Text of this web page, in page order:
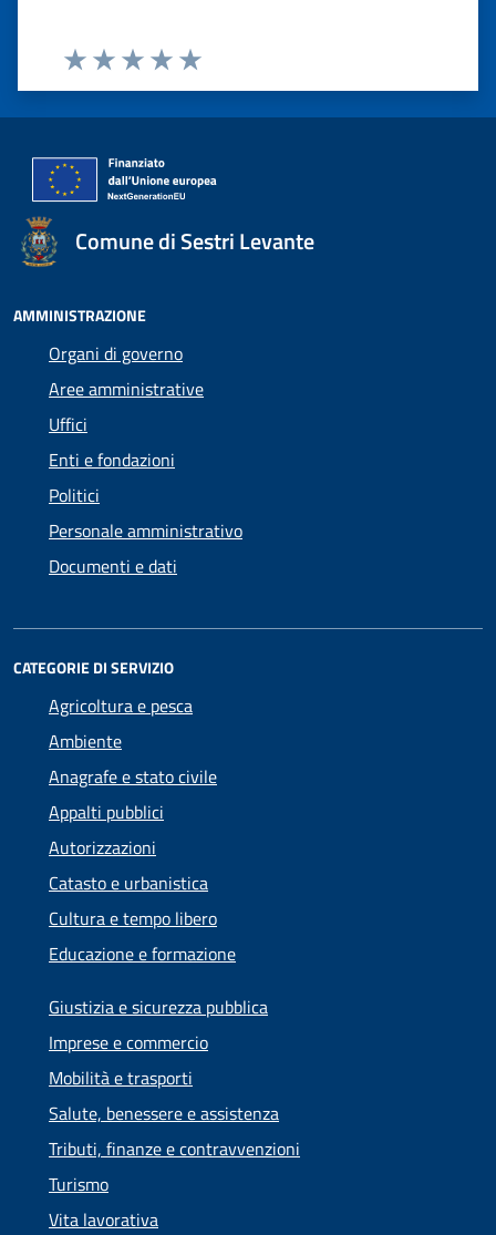
Valuta 5 stelle su 5
Valuta 4 stelle su 5
Valuta 3 stelle su 5
Valuta 2 stelle su 5
Valuta 1 stelle su 5
Comune di Sestri Levante
AMMINISTRAZIONE
Organi di governo
Aree amministrative
Uffici
Enti e fondazioni
Politici
Personale amministrativo
Documenti e dati
CATEGORIE DI SERVIZIO
Agricoltura e pesca
Ambiente
Anagrafe e stato civile
Appalti pubblici
Autorizzazioni
Catasto e urbanistica
Cultura e tempo libero
Educazione e formazione
Giustizia e sicurezza pubblica
Imprese e commercio
Mobilità e trasporti
Salute, benessere e assistenza
Tributi, finanze e contravvenzioni
Turismo
Vita lavorativa